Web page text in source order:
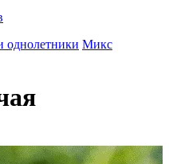
однолетники Микс